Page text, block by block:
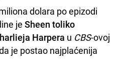
dolara po epizodi
je Sheen toliko
Harpera u CBS-ovoj
je postao najplaćenija